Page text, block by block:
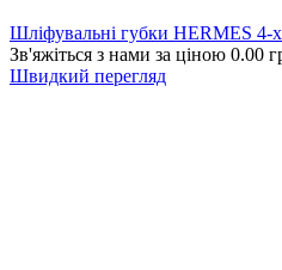
Шліфувальні губки HERMES 4-х
Зв'яжіться з нами за ціною 0.00
Швидкий перегляд